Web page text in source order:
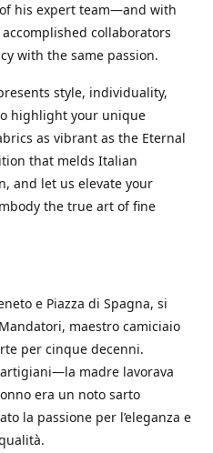
his expert team—and with
collaborators
with the same passion.
style, individuality,
highlight your unique
as vibrant as the Eternal
that melds Italian
and let us elevate your
the true art of fine
e Piazza di Spagna, si
maestro camiciaio
per cinque decenni.
madre lavorava
era un noto sarto
la passione per l’eleganza e